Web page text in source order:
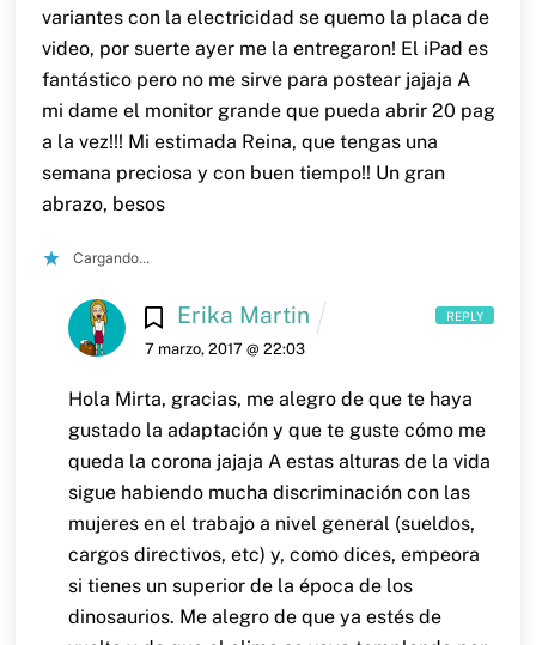
variantes con la electricidad se quemo la placa de
video, por suerte ayer me la entregaron! El iPad es
fantástico pero no me sirve para postear jajaja A
mi dame el monitor grande que pueda abrir 20 pag
a la vez!!! Mi estimada Reina, que tengas una
semana preciosa y con buen tiempo!! Un gran
abrazo, besos
Cargando...
Erika Martin
7 marzo, 2017 @ 22:03
Hola Mirta, gracias, me alegro de que te haya
gustado la adaptación y que te guste cómo me
queda la corona jajaja A estas alturas de la vida
sigue habiendo mucha discriminación con las
mujeres en el trabajo a nivel general (sueldos,
cargos directivos, etc) y, como dices, empeora
si tienes un superior de la época de los
dinosaurios. Me alegro de que ya estés de
REPLY